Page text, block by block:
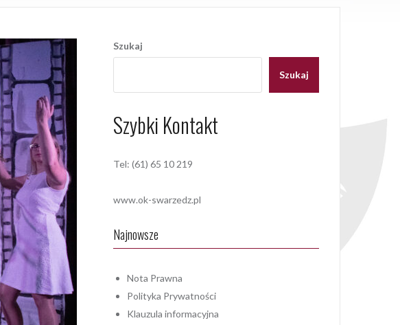
Szukaj
Szukaj
Szybki Kontakt
Tel: (61) 65 10 219
www.ok-swarzedz.pl
Najnowsze
Nota Prawna
Polityka Prywatności
Klauzula informacyjna